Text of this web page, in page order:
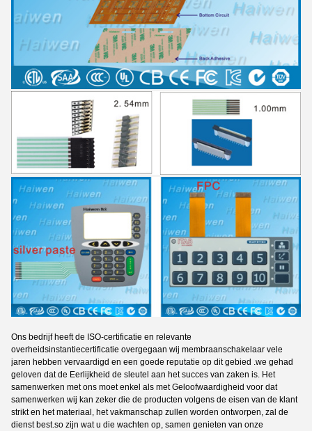
Ons bedrijf heeft de ISO-certificatie en relevante
overheidsinstantiecertificatie overgegaan wij membraanschakelaar vele
jaren hebben vervaardigd en een goede reputatie op dit gebied .we gehad
geloven dat de Eerlijkheid de sleutel aan het succes van zaken is. Het
samenwerken met ons moet enkel als met Geloofwaardigheid voor dat
samenwerken wij kan zeker die de producten volgens de eisen van de klant
strikt en het materiaal, het vakmanschap zullen worden ontworpen, zal de
dienst best.so zijn wat u die wachten op, samen genieten van onze